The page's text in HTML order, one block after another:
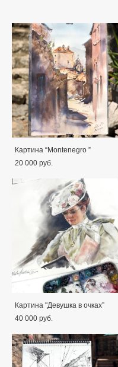
Картина “Montenegro ”
20 000 pуб.
Картина "Девушка в очках”
40 000 pуб.